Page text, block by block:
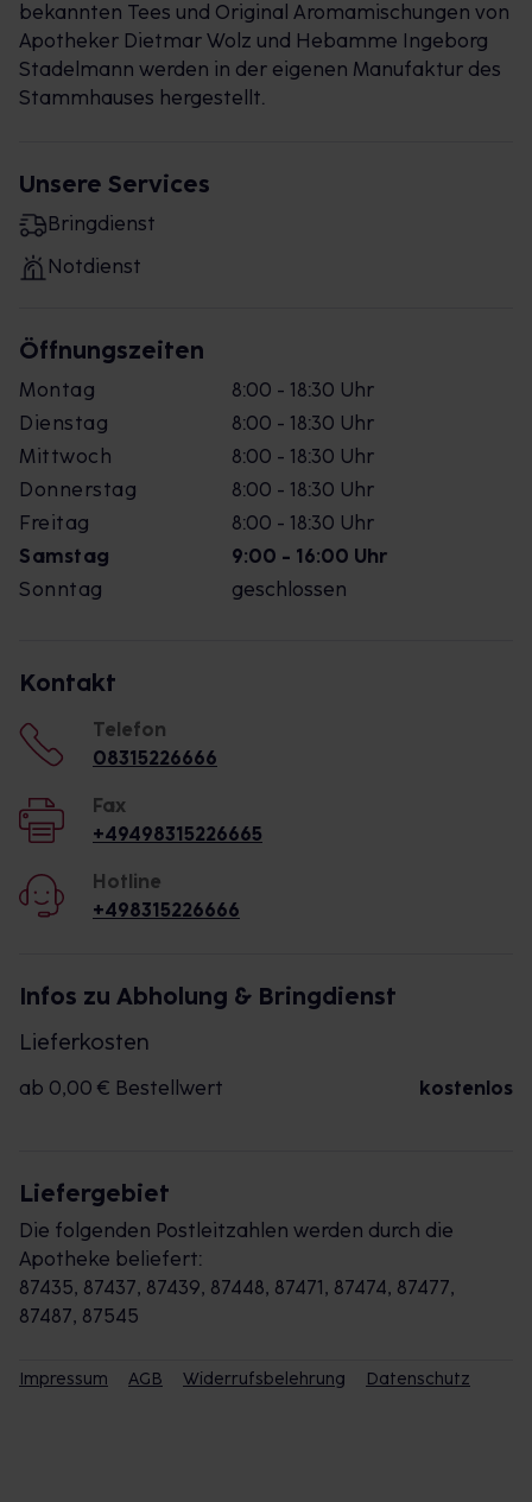
bekannten Tees und Original Aromamischungen von
Apotheker Dietmar Wolz und Hebamme Ingeborg
Stadelmann werden in der eigenen Manufaktur des
Stammhauses hergestellt.
Unsere Services
Bringdienst
Notdienst
Öffnungszeiten
Montag
8:00 - 18:30 Uhr
Dienstag
8:00 - 18:30 Uhr
Mittwoch
8:00 - 18:30 Uhr
Donnerstag
8:00 - 18:30 Uhr
Freitag
8:00 - 18:30 Uhr
Samstag
9:00 - 16:00 Uhr
Sonntag
geschlossen
Kontakt
Telefon
08315226666
Fax
+49498315226665
Hotline
+498315226666
Infos zu Abholung & Bringdienst
Lieferkosten
ab 0,00 € Bestellwert kostenlos
Liefergebiet
Die folgenden Postleitzahlen werden durch die
Apotheke beliefert:
87435, 87437, 87439, 87448, 87471, 87474, 87477,
87487, 87545
Impressum AGB Widerrufsbelehrung Datenschutz